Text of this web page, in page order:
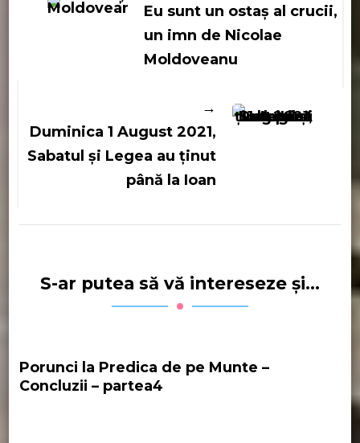
Eu sunt un ostaș al crucii,
un imn de Nicolae
Moldoveanu
Duminica 1 August 2021,
Sabatul și Legea au ținut
până la Ioan
S-ar putea să vă intereseze și...
Porunci la Predica de pe Munte –
Concluzii – partea4